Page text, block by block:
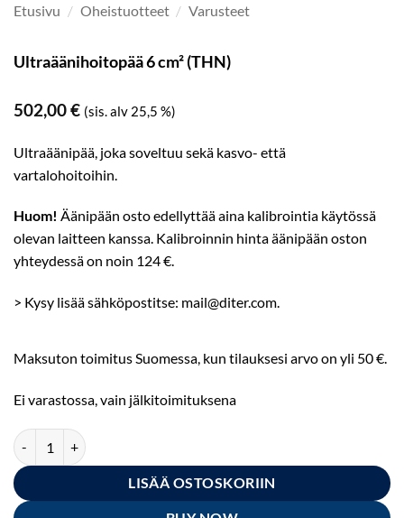
Etusivu / Oheistuotteet / Varusteet
Ultraäänihoitopää 6 cm² (THN)
502,00€ (sis. alv 25,5 %)
Ultraäänipää, joka soveltuu sekä kasvo- että
vartalohoitoihin.
Huom! Äänipään osto edellyttää aina kalibrointia käytössä
olevan laitteen kanssa. Kalibroinnin hinta äänipään oston
yhteydessä on noin 124 €.
> Kysy lisää sähköpostitse: mail@diter.com.
Maksuton toimitus Suomessa, kun tilauksesi arvo on yli 50 €.
Ei varastossa, vain jälkitoimituksena
Ultraäänihoitopää 6 cm² (THN) määrä
LISÄÄ OSTOSKORIIN